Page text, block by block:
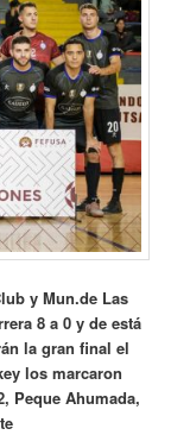
y Mun.de Las
8 a 0 y de está
la gran final el
los marcaron
Peque Ahumada,